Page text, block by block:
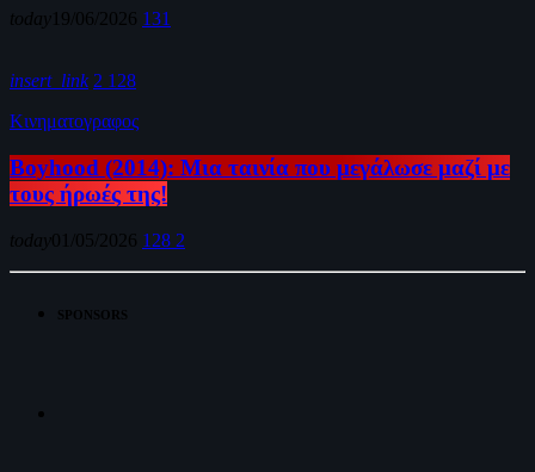
today 19/06/2026 131
insert_link 2 128
Κινηματογραφος
Boyhood (2014): Μια ταινία που μεγάλωσε μαζί με
τους ήρωές της!
today01/05/2026 128 2
SPONSORS